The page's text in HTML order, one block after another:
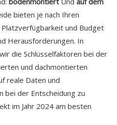
bieten je nach Ihren
und Budget
Herausforderungen. In
die Schlüsselfaktoren bei der
und dachmontierten
reale Daten und
bei der Entscheidung zu
im Jahr 2024 am besten